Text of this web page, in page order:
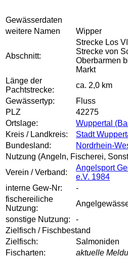
Gewässerdaten
weitere Namen
Wipper
Abschnitt:
Strecke Los
Strecke von
Oberbarmen
Markt
Länge der
Pachtstrecke:
ca. 2,0 km
Gewässertyp:
Fluss
PLZ
42275
Ortslage:
Wuppertal
Kreis / Landkreis:
Stadt
Bundesland:
Nordrhein-
Nutzung (Angeln, Fischerei,
Verein / Verband:
Angelsport
e.V. 1984
interne Gew-Nr:
-
fischereiliche
Nutzung:
sonstige Nutzung:
-
Zielfisch / Fischbestand
Zielfisch:
Salmoniden
Fischarten:
aktuelle